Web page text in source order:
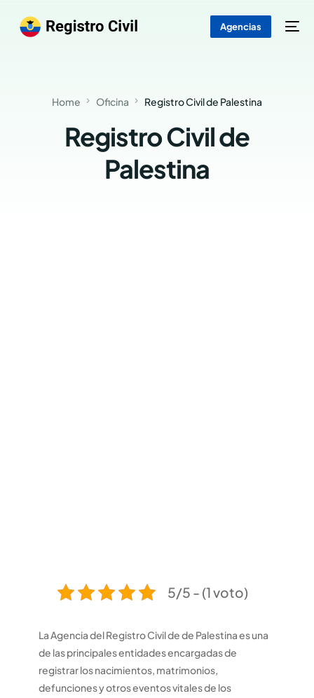
Agencias
Home Oficina Registro Civil de Palestina
Registro Civil de
Palestina
5/5 - (1 voto)
La Agencia del Registro Civil de de Palestina es una
de las principales entidades encargadas de
registrar los nacimientos, matrimonios,
defunciones y otros eventos vitales de los